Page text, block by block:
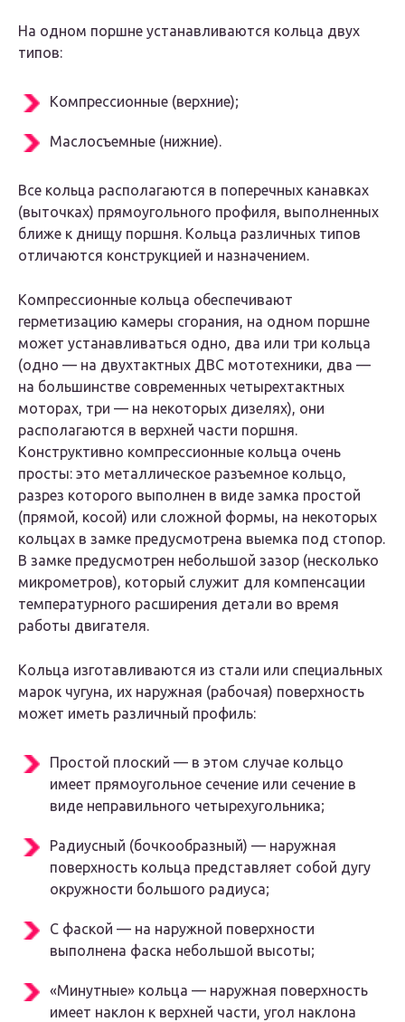
На одном поршне устанавливаются кольца двух
типов:
Компрессионные (верхние);
Маслосъемные (нижние).
Все кольца располагаются в поперечных канавках
(выточках) прямоугольного профиля, выполненных
ближе к днищу поршня. Кольца различных типов
отличаются конструкцией и назначением.
Компрессионные кольца обеспечивают
герметизацию камеры сгорания, на одном поршне
может устанавливаться одно, два или три кольца
(одно — на двухтактных ДВС мототехники, два —
на большинстве современных четырехтактных
моторах, три — на некоторых дизелях), они
располагаются в верхней части поршня.
Конструктивно компрессионные кольца очень
просты: это металлическое разъемное кольцо,
разрез которого выполнен в виде замка простой
(прямой, косой) или сложной формы, на некоторых
кольцах в замке предусмотрена выемка под стопор.
В замке предусмотрен небольшой зазор (несколько
микрометров), который служит для компенсации
температурного расширения детали во время
работы двигателя.
Кольца изготавливаются из стали или специальных
марок чугуна, их наружная (рабочая) поверхность
может иметь различный профиль:
Простой плоский — в этом случае кольцо
имеет прямоугольное сечение или сечение в
виде неправильного четырехугольника;
Радиусный (бочкообразный) — наружная
поверхность кольца представляет собой дугу
окружности большого радиуса;
С фаской — на наружной поверхности
выполнена фаска небольшой высоты;
«Минутные» кольца — наружная поверхность
имеет наклон к верхней части, угол наклона